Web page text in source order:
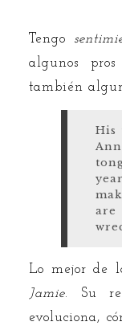
Tengo
algunos
también
His
Lo mejor de
Jamie. Su
evoluciona,